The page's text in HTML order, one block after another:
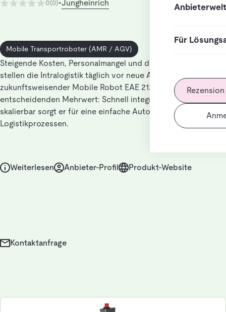
Anbieterwelt
Für
0(0)•Jungheinrich
Mobile Transportroboter (AMR / AGV)
Steigende Kosten, Personalmangel und dynamische Prozesse
stellen die Intralogistik täglich vor neue Aufgaben. Unser
zukunftsweisender Mobile Robot EAE 212a bietet einen
entscheidenden Mehrwert: Schnell integrierbar, flexibel und
skalierbar sorgt er für eine einfache Automatisierung von
Logistikprozessen.
Weiterlesen Anbieter-Profil Produkt-Website
Kontaktanfrage